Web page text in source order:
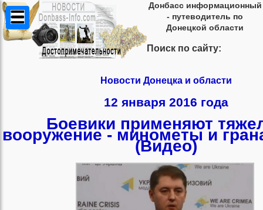
Донбасс информационный
- путеводитель по
Донецкой области
Поиск по сайту:
Новости Донецка и области
12 января 2016 года
Боевики применяют
вооружение - минометы и
(Видео)